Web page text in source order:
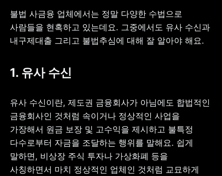
주소 : 06133 서울특별시 강남구
한국지식재산센터)
대표 : 이은미
전화 : 1661-7654(24시간 연중무휴)
해외전화 : +82-2-6975-9000
개인정보
처리방침
신용정보활용체제
상품공시실
공지사항
준법제보
외부채널
경영공시
채널
불법 사금융 업체에서는 정말 다양한 수법으로
사람들을 현혹하고 있는데요. 그중에서도 유사 수신과
내구제대출 그리고 불법추심에 대해 잘 알아야 해요.
1. 유사 수신
유사 수신이란, 제도권 금융회사가 아님에도 합법적인
금융회사인 것처럼 속이거나 정상적인 사업을
가장해서 원금 보장 및 고수익을 제시하고 불특정
다수로부터 자금을 조달하는 행위를 말해요. 쉽게
말하면, 비상장 주식 투자나 가상화폐 등을
사칭하면서 마치 정상적인 업체인 것처럼 교묘하게